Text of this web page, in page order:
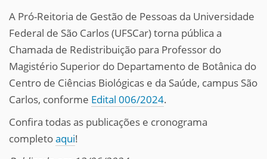
A Pró-Reitoria de Gestão de Pessoas da Universidade
Federal de São Carlos (UFSCar) torna pública a
Chamada de Redistribuição para Professor do
Magistério Superior do Departamento de Botânica do
Centro de Ciências Biológicas e da Saúde, campus São
Carlos, conforme Edital 006/2024.
Confira todas as publicações e cronograma
completoaqui!